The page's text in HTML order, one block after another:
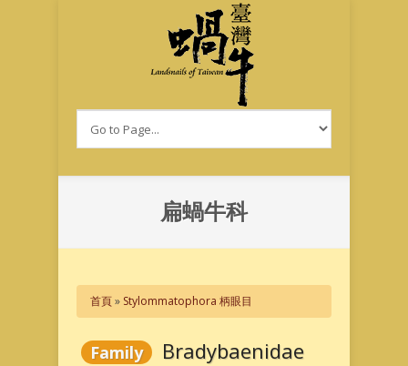
扁蝸牛科
您在這裡
首頁» Stylommatophora 柄眼目
Family Bradybaenidae